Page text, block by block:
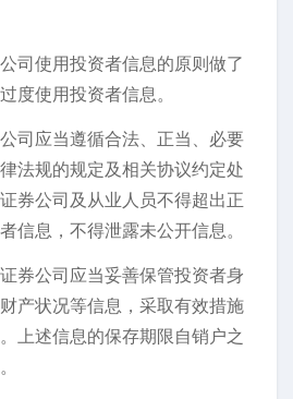
司使用投资者信息的原则做了
度使用投资者信息。
司应当遵循合法、正当、必要
法规的规定及相关协议约定处
券公司及从业人员不得超出正
信息，不得泄露未公开信息。
券公司应当妥善保管投资者身
产状况等信息，采取有效措施
上述信息的保存期限自销户之